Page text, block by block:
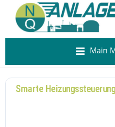
Main
Smarte